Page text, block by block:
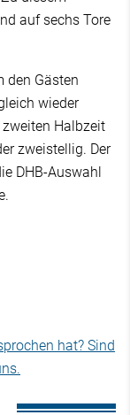
auf sechs Tore
den Gästen
wieder
Halbzeit
zweistellig. Der
DHB-Auswahl
hat? Sind